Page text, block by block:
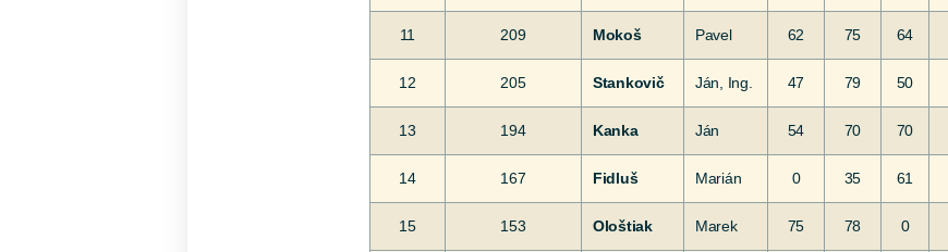
11 209 Mokoš Pavel 62 75 64
12 205 Stankovič Ján, Ing. 47 79 50
13 194 Kanka Ján 54 70 70
14 167 Fidluš Marián 0 35 61
15 153 Ološtiak Marek 75 78 0